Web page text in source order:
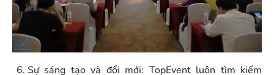
Sự sáng tạo và đổi mới: TopEvent luôn tìm kiếm